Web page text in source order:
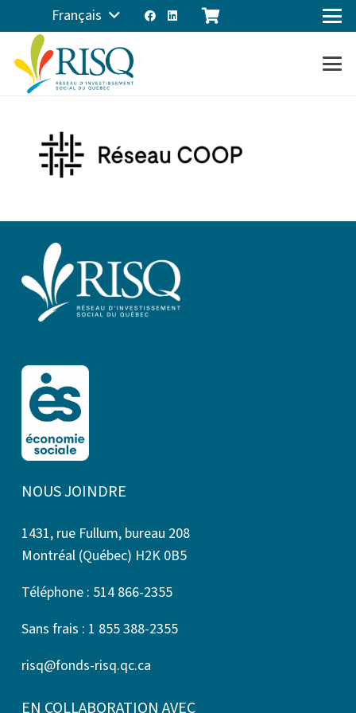
Français
NOUS JOINDRE
1431, rue Fullum, bureau 208
Montréal (Québec) H2K 0B5
Téléphone : 514 866-2355
Sans frais : 1 855 388-2355
risq@fonds-risq.qc.ca
EN COLLABORATION AVEC